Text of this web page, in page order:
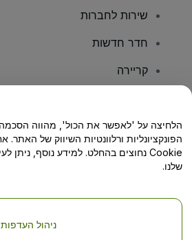
שירות לחברות
חדר חדשות
קריירה
מרכז העזרה/יצירת קשר
הפונקציונליות ורלוונטיות השיווק של
Cookie נחוצים בהחלט. למידע נוסף, ניתן לעיין
שלנו.
ניהול העדפות